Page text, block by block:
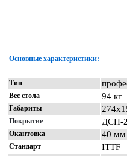
Основные характеристики:
Тип
Вес стола 94 кг
Габариты
Покрытие ДСП-
Окантовка 40 мм
Стандарт ITTF